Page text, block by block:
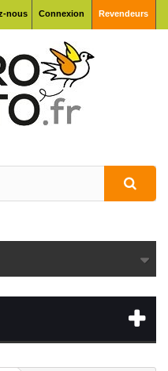
Connexion Revendeurs
nous